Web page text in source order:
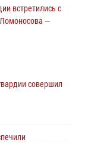
встретились с
Ломоносова —
совершил